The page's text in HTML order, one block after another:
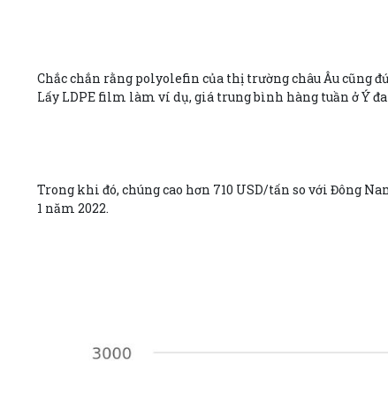
Chắc chắn rằng polyolefin của thị trường châu Âu cũng
Lấy LDPE film làm ví dụ, giá trung bình hàng tuần ở Ý
Trong khi đó, chúng cao hơn 710 USD/tấn so với Đông
1 năm 2022.